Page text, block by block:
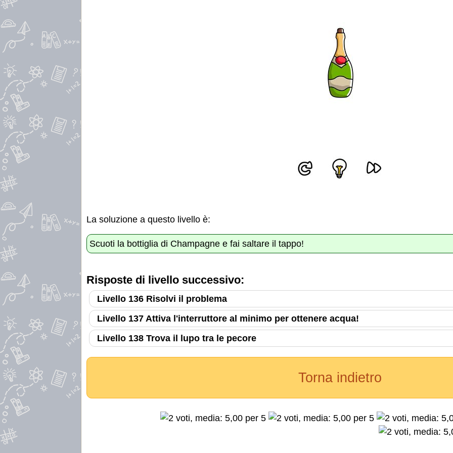
La soluzione a questo livello è:
Scuoti la bottiglia di Champagne e fai saltare il tappo!
Risposte di livello successivo:
Livello 136 Risolvi il problema
Livello 137 Attiva l'interruttore al minimo per ottenere acqua!
Livello 138 Trova il lupo tra le pecore
Torna indietro